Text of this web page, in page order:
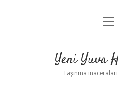
Yasal
Yeni Yuva
Taşınma